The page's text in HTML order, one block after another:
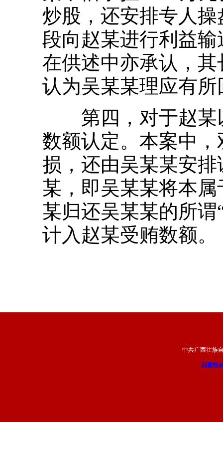
炒股，还安排专人
段向赵某进行利益
在供述中亦承认，
认为吴某某理应有
第四，对于赵某
数额认定。本案中
损，还由吴某某安
某，即吴某某将本
某归还吴某某的所谓
计入赵某受贿数额。
中共广西壮族
我要投